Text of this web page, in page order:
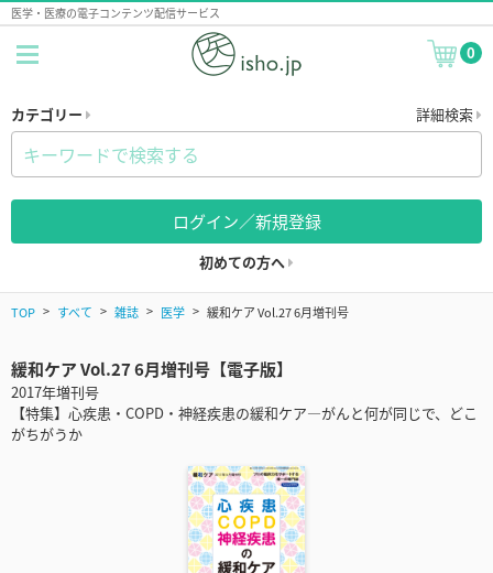
医学・医療の電子コンテンツ配信サービス
0
カテゴリー 詳細検索
ログイン／新規登録
初めての方へ
TOP すべて 雑誌 医学 緩和ケア Vol.27 6月増刊号
緩和ケア Vol.27 6月増刊号【電子版】
2017年増刊号
【特集】心疾患・COPD・神経疾患の緩和ケア―がんと何が同じで、どこ
がちがうか